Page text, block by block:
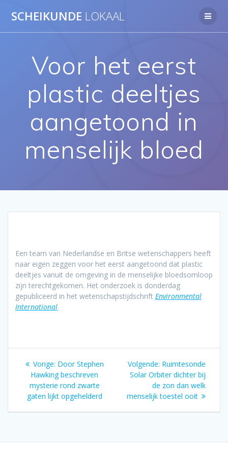
naar
SCHEIKUNDE LOKAAL
Voor het eerst
plastic deeltjes
aangetoond in
menselijk bloed
Een team van Nederlandse en Britse wetenschappers heeft
naar eigen zeggen voor het eerst aangetoond dat plastic
deeltjes vanuit de omgeving in de menselijke bloedsomloop
zijn terechtgekomen. Het onderzoek is donderdag
gepubliceerd in het wetenschapstijdschrift Environmental
International.
Bericht
navigatie
Vorige: Vorig
bericht:
Door Stephen
Hawking beschreven
mysterie rond zwarte
gaten lijkt opgehelderd
Volgende: Volgend
bericht:
Ruimtesonde
Solar Orbiter dichter bij
de zon dan welk
menselijk toestel ooit